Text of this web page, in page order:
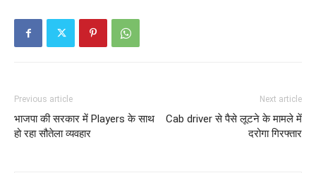
Previous article
भाजपा की सरकार में Players के साथ
हो रहा सौतेला व्यवहार
Next article
Cab driver से पैसे लूटने के मामले में
दरोगा गिरफ्तार